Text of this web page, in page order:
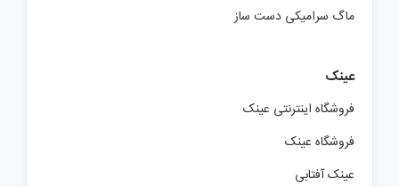
ماگ سرامیکی دست ساز
عینک
فروشگاه اینترنتی عینک
فروشگاه عینک
عینک آفتابی